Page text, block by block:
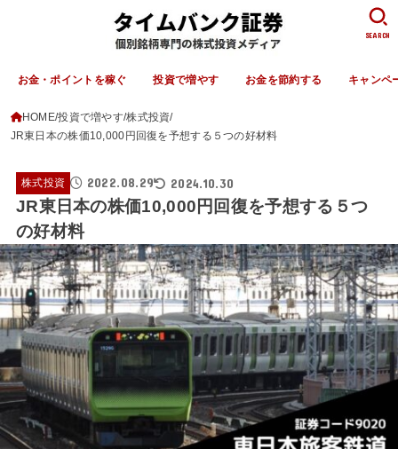
お金・ポイントを稼ぐ 投資で増やす お金を節約する キャンペ
SEARCH
HOME 投資で増やす 株式投資
JR東日本の株価10,000円回復を予想する５つの好材料
株式投資 2022.08.29 2024.10.30
JR東日本の株価10,000円回復を予想する５つ
の好材料